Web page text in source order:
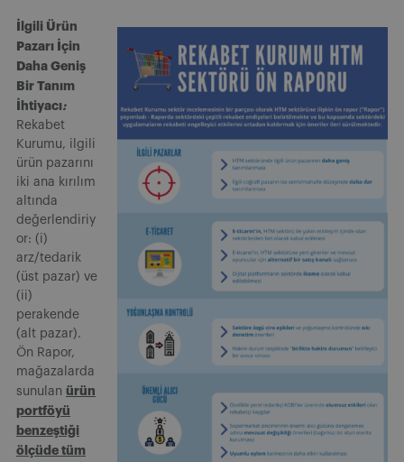
İlgili Ürün
Pazarı İçin
Daha Geniş
Bir Tanım
İhtiyacı:
Rekabet
Kurumu, ilgili
ürün pazarını
iki ana kırılım
altında
değerlendiriy
or: (i)
arz/tedarik
(üst pazar) ve
(ii)
perakende
(alt pazar).
Ön Rapor,
mağazalarda
sunulan ürün
portföyü
benzeştiği
ölçüde tüm